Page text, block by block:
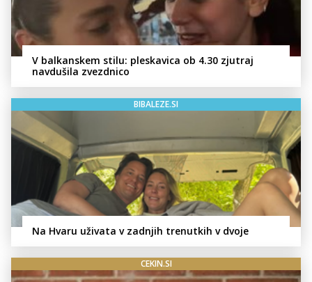
V balkanskem stilu: pleskavica ob 4.30 zjutraj
navdušila zvezdnico
BIBALEZE.SI
Na Hvaru uživata v zadnjih trenutkih v dvoje
CEKIN.SI